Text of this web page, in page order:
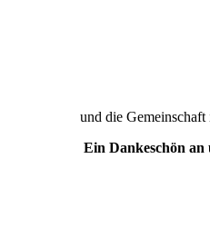
und die
Ein Dankeschön an